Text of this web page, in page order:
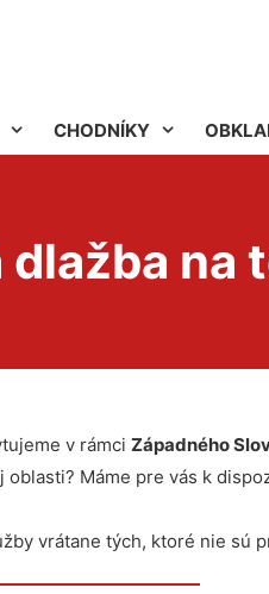
CHODNÍKY
na
v rámci Západného
Máme pre vás k
vrátane tých, ktoré nie sú